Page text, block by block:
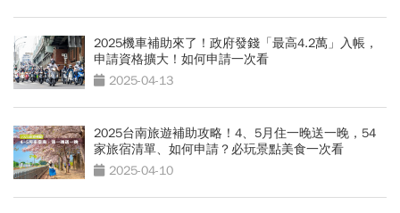
2025機車補助來了！政府發錢「最高4.2萬」入帳，
申請資格擴大！如何申請一次看
2025-04-13
2025台南旅遊補助攻略！4、5月住一晚送一晚，54
家旅宿清單、如何申請？必玩景點美食一次看
2025-04-10